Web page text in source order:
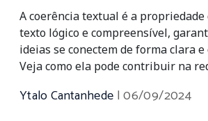
A coerência textual é a
texto lógico e compreensível,
ideias se conectem de forma clara
Veja como ela pode contribuir na
Ytalo Cantanhede |06/09/2024